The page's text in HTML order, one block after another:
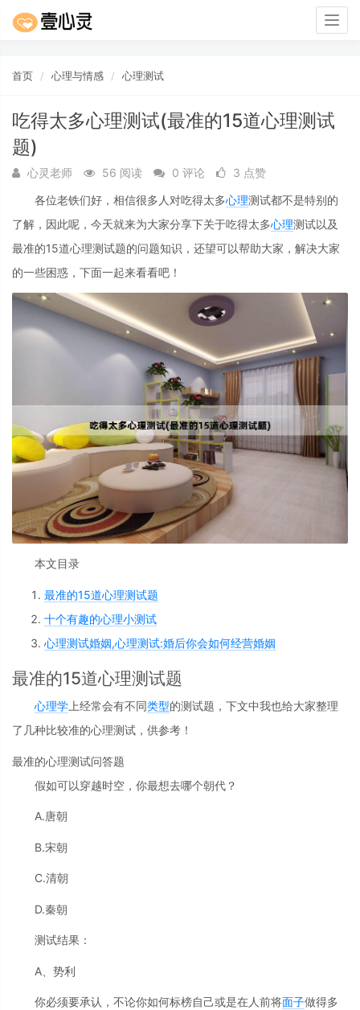
首页 心理与情感 心理测试
吃得太多心理测试(最准的15道心理测试
题)
心灵老师 56 阅读 0 评论
3 点赞
各位老铁们好，相信很多人对吃得太多心理测试都不是特别的
了解，因此呢，今天就来为大家分享下关于吃得太多心理测试以及
最准的15道心理测试题的问题知识，还望可以帮助大家，解决大家
的一些困惑，下面一起来看看吧！
本文目录
最准的15道心理测试题
十个有趣的心理小测试
心理测试婚姻,心理测试:婚后你会如何经营婚姻
最准的15道心理测试题
心理学 上经常会有不同类型的测试题，下文中我也给大家整理
了几种比较准的心理测试，供参考！
最准的心理测试问答题
假如可以穿越时空，你最想去哪个朝代？
A.唐朝
B.宋朝
C.清朝
D.秦朝
测试结果：
A、势利
你必须要承认，不论你如何标榜自己或是在人前将面子做得多